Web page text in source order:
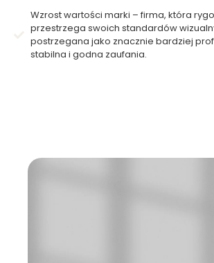
Wzrost wartości marki – firma, która
przestrzega swoich standardów
postrzegana jako znacznie bardziej
stabilna i godna zaufania.